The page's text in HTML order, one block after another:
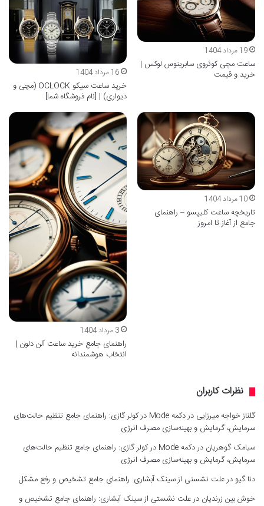
19 مرداد 1404
ساعت مچی کوئروی سابرینوس لوکس |
خرید و قیمت
16 مرداد 1404
خرید ساعت سیکو OCLOCK (مچی و
دیواری) | [نام فروشگاه شما]
10 مرداد 1404
تاریخچه ساعت کلیپسو – راهنمای
جامع از آغاز تا امروز
3 مرداد 1404
راهنمای جامع خرید ساعت آلن دلون |
انتخاب هوشمندانه
نظرات کاربران
گلناز خواجه میرزایی در
دکمه Mode در کولر گازی: راهنمای جامع تنظیم حالت‌های
سرمایش، گرمایش و بهینه‌سازی مصرف انرژی
سیامک گوهریان در
دکمه Mode در کولر گازی: راهنمای جامع تنظیم حالت‌های
سرمایش، گرمایش و بهینه‌سازی مصرف انرژی
دنا گیو درعلت نشستی از سینک آبشاری: راهنمای جامع تشخیص و رفع مشکل
خوش بین زرندیان درعلت نشستی از سینک آبشاری: راهنمای جامع تشخیص و